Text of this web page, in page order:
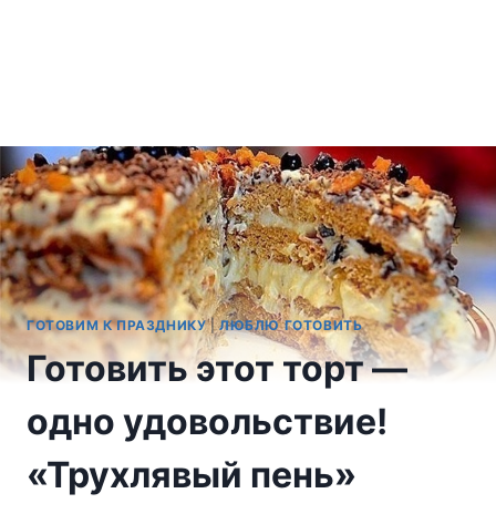
ГОТОВИМ К ПРАЗДНИКУ|ЛЮБЛЮ ГОТОВИТЬ
Готовить этот торт —
одно удовольствие!
«Трухлявый пень»